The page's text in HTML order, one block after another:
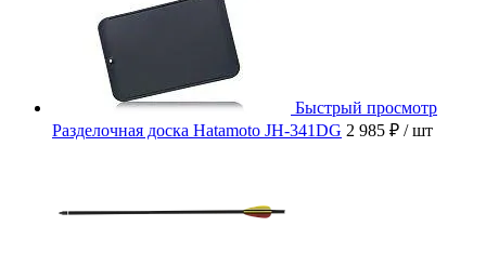
Быстрый просмотр
Разделочная доска Hatamoto JH-341DG 2 985 ₽ / шт